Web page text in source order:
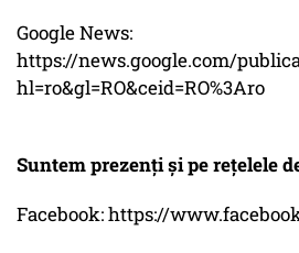
Google News:
https://news.google.com/
Suntem prezenți și pe rețelele
Facebook: https://